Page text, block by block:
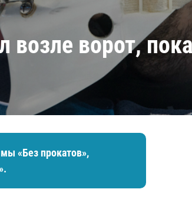
возле ворот,
«Без прокатов»,